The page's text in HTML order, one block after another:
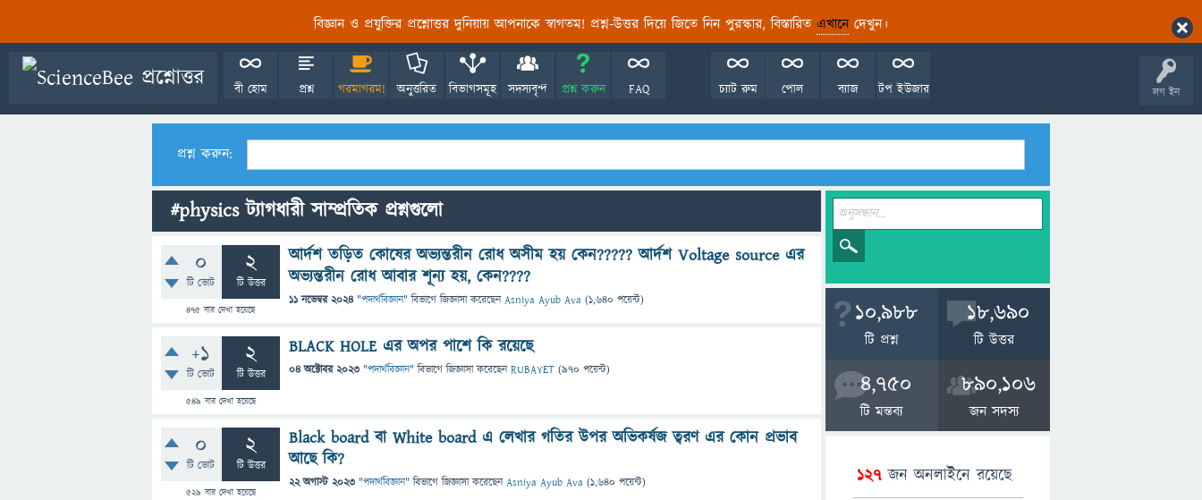
বিজ্ঞান ও প্রযুক্তির প্রশ্নোত্তর দুনিয়ায় আপনাকে স্বাগতম! প্রশ্ন-উত্তর দিয়ে জিতে নিন পুরস্কার, বিস্তারিত এখানেদেখুন।
লগ ইন
বী হোম প্রশ্ন গরমাগরম! অনুত্তরিত বিভাগসমূহ সদস্যবৃন্দ প্রশ্ন করুন FAQ টপ ইউজার
ব্যাজ
পোল
চ্যাট রুম
প্রশ্ন করুন:
#physics ট্যাগধারী সাম্প্রতিক প্রশ্নগুলো
0
টি ভোট
2
টি উত্তর
475 বার দেখা হয়েছে
আর্দশ তড়িত কোষের অভ্যন্তরীন রোধ অসীম হয় কেন????? আর্দশ Voltage source এর
অভ্যন্তরীন রোধ আবার শূন্য হয়, কেন????
11 নভেম্বর 2024 "পদার্থবিজ্ঞান" বিভাগে জিজ্ঞাসাকরেছেনAsniya Ayub Ava (1,640 পয়েন্ট)
+1
টি ভোট
2
টি উত্তর
549 বার দেখা হয়েছে
BLACK HOLE এর অপর পাশে কি রয়েছে
04 অক্টোবর 2023 "পদার্থবিজ্ঞান" বিভাগে জিজ্ঞাসাকরেছেনRUBAYET (970 পয়েন্ট)
0
টি ভোট
2
টি উত্তর
529 বার দেখা হয়েছে
Black board বা White board এ লেখার গতির উপর অভিকর্ষজ ত্বরণ এর কোন প্রভাব
আছে কি?
22 অগাস্ট 2023 "পদার্থবিজ্ঞান" বিভাগে জিজ্ঞাসাকরেছেনAsniya Ayub Ava (1,640 পয়েন্ট)
10,988
টি প্রশ্ন
18,690
টি উত্তর
4,750
টি মন্তব্য
890,106
জন সদস্য
127জন অনলাইনে রয়েছে